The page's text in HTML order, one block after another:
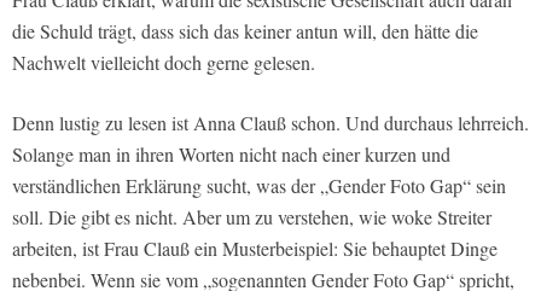
die Schuld trägt, dass sich das keiner antun will, den hätte die
Nachwelt vielleicht doch gerne gelesen.
Denn lustig zu lesen ist Anna Clauß schon. Und durchaus lehrreich.
Solange man in ihren Worten nicht nach einer kurzen und
verständlichen Erklärung sucht, was der „Gender Foto Gap“ sein
soll. Die gibt es nicht. Aber um zu verstehen, wie woke Streiter
arbeiten, ist Frau Clauß ein Musterbeispiel: Sie behauptet Dinge
nebenbei. Wenn sie vom „sogenannten Gender Foto Gap“ spricht,